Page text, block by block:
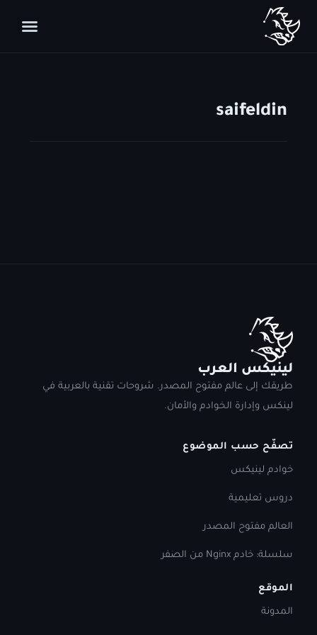
saifeldin
لينيكس العرب
طريقك إلى عالم مفتوح المصدر. شروحات تقنية بالعربية في
لينكس وإدارة الخوادم والأمان.
تصفّح حسب الموضوع
خوادم لينيكس
دروس تعليمية
العالم مفتوح المصدر
سلسلة: خادم Nginx من الصفر
الموقع
المدونة